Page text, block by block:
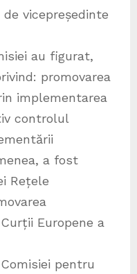
vicepreședinte
au figurat,
promovarea
implementarea
controlul
a fost
Rețele
Europene a
pentru